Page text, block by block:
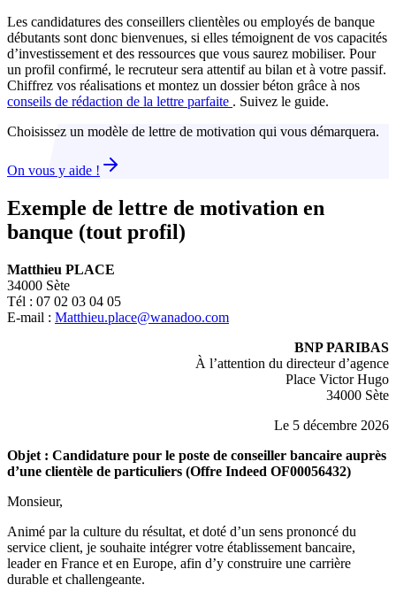
Les candidatures des conseillers clientèles ou employés de banque
débutants sont donc bienvenues, si elles témoignent de vos capacités
d’investissement et des ressources que vous saurez mobiliser. Pour
un profil confirmé, le recruteur sera attentif au bilan et à votre passif.
Chiffrez vos réalisations et montez un dossier béton grâce à nos
conseils de rédaction de la lettre parfaite . Suivez le guide.
Choisissez un modèle de lettre de motivation qui vous démarquera.
On vous y aide !
Exemple de lettre de motivation en
banque (tout profil)
Matthieu PLACE
34000 Sète
Tél : 07 02 03 04 05
E-mail : Matthieu.place@wanadoo.com
BNP PARIBAS
À l’attention du directeur d’agence
Place Victor Hugo
34000 Sète
Le 5 décembre 2026
Objet : Candidature pour le poste de conseiller bancaire auprès
d’une clientèle de particuliers (Offre Indeed OF00056432)
Monsieur,
Animé par la culture du résultat, et doté d’un sens prononcé du
service client, je souhaite intégrer votre établissement bancaire,
leader en France et en Europe, afin d’y construire une carrière
durable et challengeante.